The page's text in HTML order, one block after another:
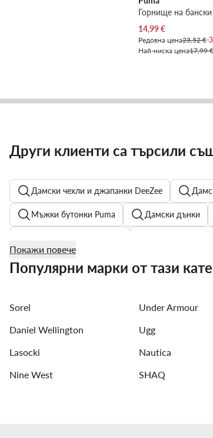
Горнище на бански
Актуална цена
14,99€
Редовна цена23,52 €-
Най-ниска цена17,99 €
Други клиенти са търсили
Дамски чехли и джапанки DeeZee
Мъжки бутонки Puma Дамски дънки
Покажи повече
Популярни марки от тази
Sorel Under Armour
Daniel Wellington
Ugg
Lasocki
Nautica
Nine West
SHAQ